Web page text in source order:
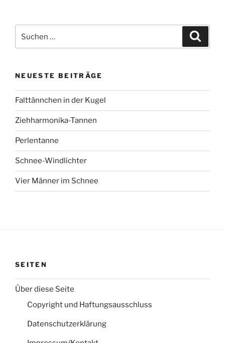
nach:
NEUESTE BEITRÄGE
Falttännchen in der Kugel
Ziehharmonika-Tannen
Perlentanne
Schnee-Windlichter
Vier Männer im Schnee
SEITEN
Über diese Seite
Copyright und Haftungsausschluss
Datenschutzerklärung